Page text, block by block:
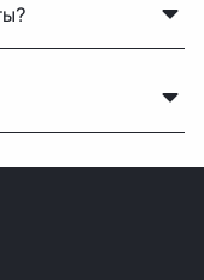
с
без